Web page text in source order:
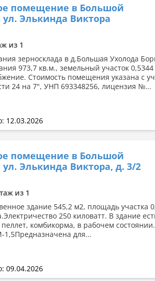
помещение в Большой
ул. Элькинда Виктора
из 1
зерносклада в д.Большая Ухолода
973,7 кв.м., земельный участок
Стоимость помещения указана с
24 на 7", УНП 693348256, лицензия №...
12.03.2026
помещение в Большой
ул. Элькинда Виктора, д. 3/2
из 1
здание 545,2 м2, площадь участка
250 киловатт. В здание
комбикорма, в рабочем
1,5Предназначена для...
09.04.2026